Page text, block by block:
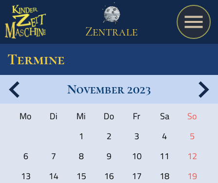
Spiel
A bis Z
Zentrale
Termine
November 2023
Mo Di Mi Do Fr Sa
So
1
2 3 4
5
6
7 8 9 10 11
12
13
14 15 16 17 18
19